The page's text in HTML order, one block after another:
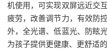
机使用，可实现双屏远近交
疲劳，改善调节力，有效防
外，全光谱、低蓝光、防眩
为孩子提供更健康、更舒适的